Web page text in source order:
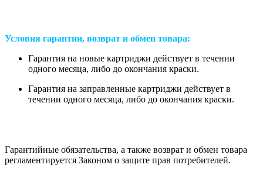
Условия гарантии, возврат и обмен товара:
Гарантия на новые картриджи действует в течении
одного месяца, либо до окончания краски.
Гарантия на заправленные картриджи действует в
течении одного месяца, либо до окончания краски.
Гарантийные обязательства, а также возврат и обмен товара
регламентируется Законом о защите прав потребителей.